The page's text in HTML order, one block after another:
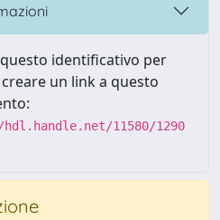
identificativo per
un link a questo
11580/1290